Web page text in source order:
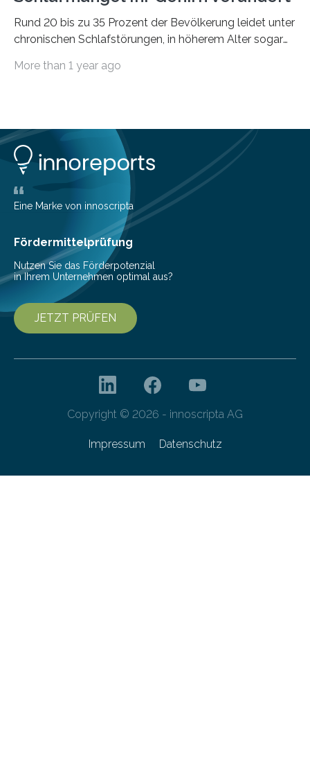
Rund 20 bis zu 35 Prozent der Bevölkerung leidet unter
chronischen Schlafstörungen, in höherem Alter sogar
Erwachsene kennt zudem ein kurzfristiges Schlafdefizit:
Forscher:innen konnten in einer aktuellen Metastudie
zeigen, dass sich die jeweils beteiligten Gehirnregionen
deutlich unterscheiden. Die Ergebnisse der Studie
wurden im Fachmagazin JAMA Psychiatry
veröffentlicht. „Schlechter…
More than 1 year ago
Eine Marke von innoscripta
Fördermittelprüfung
Nutzen Sie das Förderpotenzial
in Ihrem Unternehmen optimal aus?
JETZT PRÜFEN
Copyright © 2026 - innoscripta AG
Impressum Datenschutz